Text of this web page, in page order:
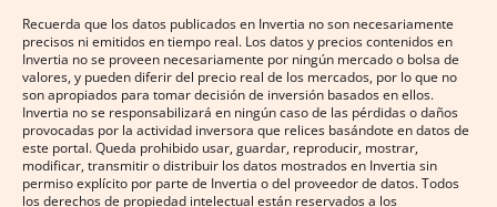
Recuerda que los datos publicados en Invertia no son necesariamente
precisos ni emitidos en tiempo real. Los datos y precios contenidos en
Invertia no se proveen necesariamente por ningún mercado o bolsa de
valores, y pueden diferir del precio real de los mercados, por lo que no
son apropiados para tomar decisión de inversión basados en ellos.
Invertia no se responsabilizará en ningún caso de las pérdidas o daños
provocadas por la actividad inversora que relices basándote en datos de
este portal. Queda prohibido usar, guardar, reproducir, mostrar,
modificar, transmitir o distribuir los datos mostrados en Invertia sin
permiso explícito por parte de Invertia o del proveedor de datos. Todos
los derechos de propiedad intelectual están reservados a los